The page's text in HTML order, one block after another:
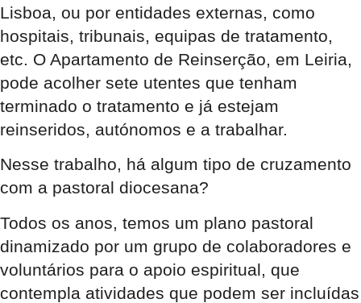
Lisboa, ou por entidades externas, como
hospitais, tribunais, equipas de tratamento,
etc. O Apartamento de Reinserção, em Leiria,
pode acolher sete utentes que tenham
terminado o tratamento e já estejam
reinseridos, autónomos e a trabalhar.
Nesse trabalho, há algum tipo de cruzamento
com a pastoral diocesana?
Todos os anos, temos um plano pastoral
dinamizado por um grupo de colaboradores e
voluntários para o apoio espiritual, que
contempla atividades que podem ser incluídas